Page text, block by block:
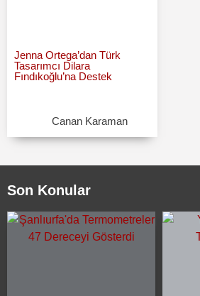
Jenna Ortega’dan Türk
Tasarımcı Dilara
Fındıkoğlu’na Destek
Canan Karaman
Son Konular